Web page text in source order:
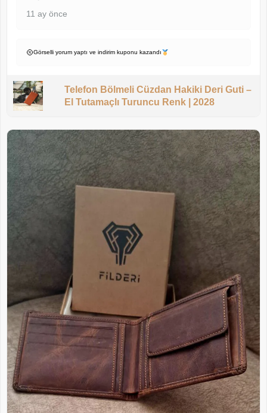
11 ay önce
Görselli yorum yaptı ve indirim kuponu kazandı
Telefon Bölmeli Cüzdan Hakiki Deri Guti –
El Tutamaçlı Turuncu Renk | 2028